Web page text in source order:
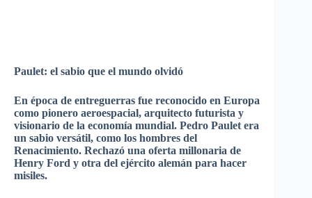
Paulet: el sabio que el mundo olvidó
En época de entreguerras fue reconocido en Europa
como pionero aeroespacial, arquitecto futurista y
visionario de la economía mundial. Pedro Paulet era
un sabio versátil, como los hombres del
Renacimiento. Rechazó una oferta millonaria de
Henry Ford y otra del ejército alemán para hacer
misiles.